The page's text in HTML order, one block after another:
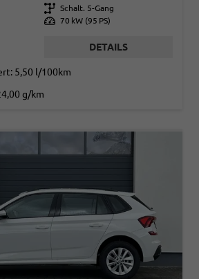
Getriebe Schalt. 5-Gang
Leistung 70 kW (95 PS)
DETAILS
5,50 l/100km
g/km